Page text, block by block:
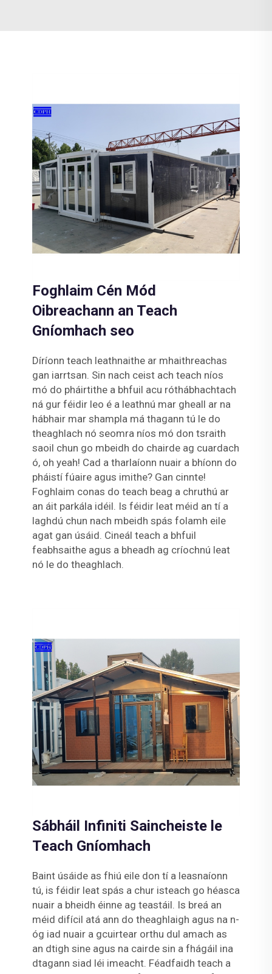
Foghlaim Cén Mód
Oibreachann an Teach
Gníomhach seo
Díríonn teach leathnaithe ar mhaithreachas
gan iarrtsan. Sin nach ceist ach teach níos
mó do pháirtithe a bhfuil acu róthábhachtach
ná gur féidir leo é a leathnú mar gheall ar na
hábhair mar shampla má thagann tú le do
theaghlach nó seomra níos mó don tsraith
saoil chun go mbeidh do chairde ag cuardach
ó, oh yeah! Cad a tharlaíonn nuair a bhíonn do
pháistí fúaire agus imithe? Gan cinnte!
Foghlaim conas do teach beag a chruthú ar
an áit parkála idéil. Is féidir leat méid an tí a
laghdú chun nach mbeidh spás folamh eile
agat gan úsáid. Cineál teach a bhfuil
feabhsaithe agus a bheadh ag críochnú leat
nó le do theaghlach.
Sábháil Infiniti Saincheiste le
Teach Gníomhach
Baint úsáide as fhiú eile don tí a leasnaíonn
tú, is féidir leat spás a chur isteach go héasca
nuair a bheidh éinne ag teastáil. Is breá an
méid difícil atá ann do theaghlaigh agus na n-
óg iad nuair a gcuirtear orthu dul amach as
an dtigh sine agus na cairde sin a fhágáil ina
dtagann siad léi imeacht. Féadfaidh teach a